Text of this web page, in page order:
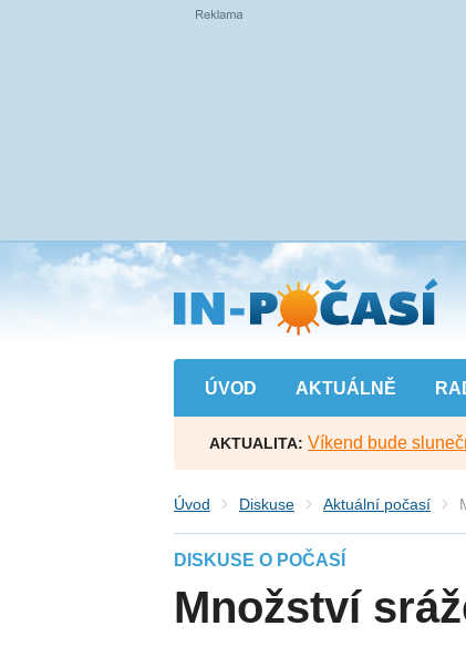
Přejít
na
hlavní
obsah
ÚVOD AKTUÁLNĚ
AKTUALITA: Víkend bude
Úvod Diskuse Aktuální počasí
DISKUSE O POČASÍ
Množství